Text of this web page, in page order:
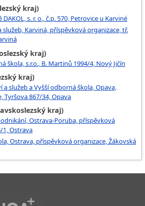
kraj)
s. r. o., č.p. 570, Petrovice u Karviné
Karviná, příspěvková organizace, tř.
kraj)
škola, s.r.o., B. Martinů 1994/4, Nový Jičín
kraj)
služeb a Vyšší odborná škola, Opava,
Tyršova 867/34, Opava
kraj)
Ostrava-Poruba, příspěvková
1, Ostrava
Ostrava, příspěvková organizace, Žákovská